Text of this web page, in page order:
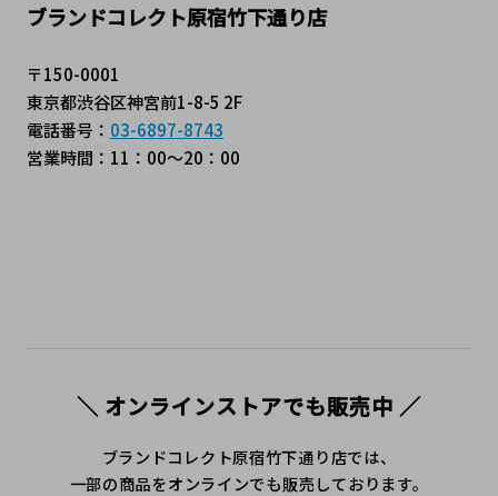
ブランドコレクト原宿竹下通り店
〒150-0001
東京都渋谷区神宮前1-8-5 2F
電話番号： 03-6897-8743
営業時間：11：00～20：00
＼ オンラインストアでも販売中 ／
ブランドコレクト原宿竹下通り店では、
一部の商品をオンラインでも販売しております。